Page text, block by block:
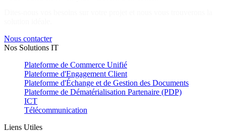
Nous contacter
Nos Solutions IT
Plateforme de Commerce Unifié
Plateforme d'Engagement Client
Plateforme d'Échange et de Gestion des Documents
Plateforme de Dématérialisation Partenaire (PDP)
ICT
Télécommunication
Liens Utiles